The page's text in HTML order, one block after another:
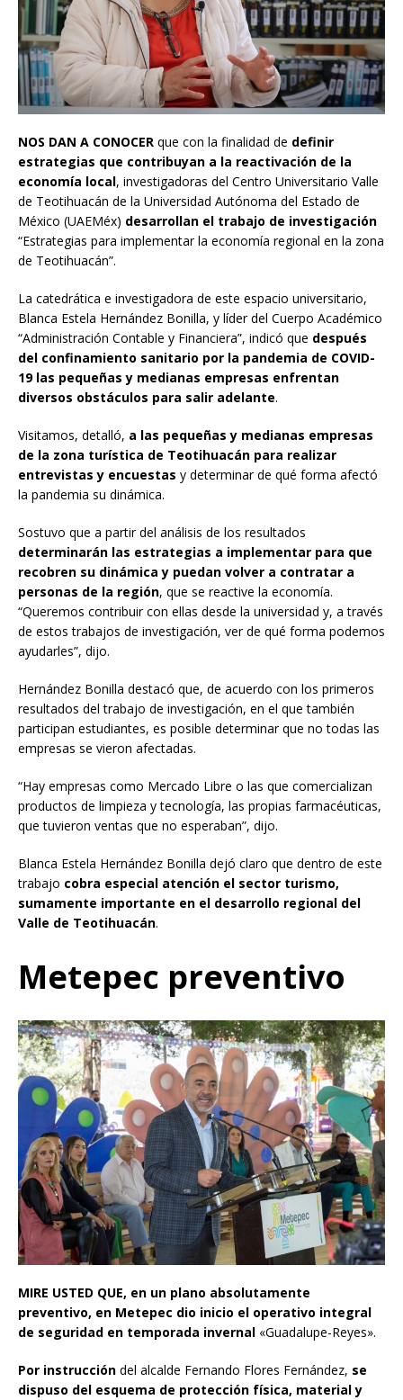
NOS DAN A CONOCER que con la finalidad de definir
estrategias que contribuyan a la reactivación de la
economía local, investigadoras del Centro Universitario Valle
de Teotihuacán de la Universidad Autónoma del Estado de
México (UAEMéx) desarrollan el trabajo de investigación
“Estrategias para implementar la economía regional en la zona
de Teotihuacán”.
La catedrática e investigadora de este espacio universitario,
Blanca Estela Hernández Bonilla, y líder del Cuerpo Académico
“Administración Contable y Financiera”, indicó que después
del confinamiento sanitario por la pandemia de COVID-
19 las pequeñas y medianas empresas enfrentan
diversos obstáculos para salir adelante.
Visitamos, detalló, a las pequeñas y medianas empresas
de la zona turística de Teotihuacán para realizar
entrevistas y encuestas y determinar de qué forma afectó
la pandemia su dinámica.
Sostuvo que a partir del análisis de los resultados
determinarán las estrategias a implementar para que
recobren su dinámica y puedan volver a contratar a
personas de la región, que se reactive la economía.
“Queremos contribuir con ellas desde la universidad y, a través
de estos trabajos de investigación, ver de qué forma podemos
ayudarles”, dijo.
Hernández Bonilla destacó que, de acuerdo con los primeros
resultados del trabajo de investigación, en el que también
participan estudiantes, es posible determinar que no todas las
empresas se vieron afectadas.
“Hay empresas como Mercado Libre o las que comercializan
productos de limpieza y tecnología, las propias farmacéuticas,
que tuvieron ventas que no esperaban”, dijo.
Blanca Estela Hernández Bonilla dejó claro que dentro de este
trabajo cobra especial atención el sector turismo,
sumamente importante en el desarrollo regional del
Valle de Teotihuacán.
Metepec preventivo
MIRE USTED QUE, en un plano absolutamente
preventivo, en Metepec dio inicio el operativo integral
de seguridad en temporada invernal «Guadalupe-Reyes».
Por instrucción del alcalde Fernando Flores Fernández, se
dispuso del esquema de protección física, material y